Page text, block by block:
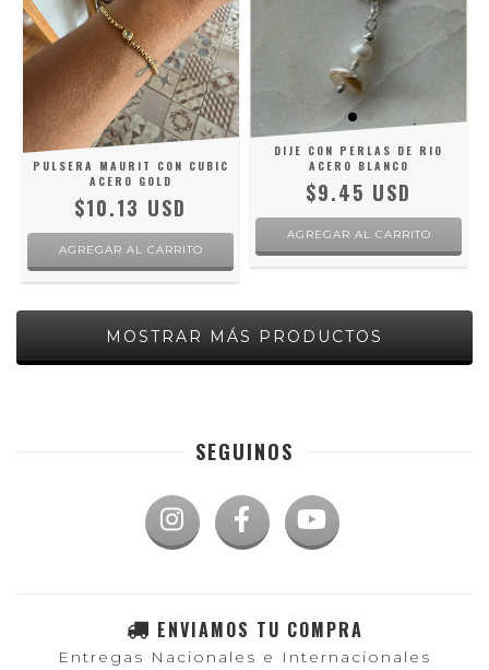
PULSERA MAURIT CON CUBIC
ACERO GOLD
$10.13 USD
DIJE CON PERLAS DE RIO
ACERO BLANCO
$9.45 USD
MOSTRAR MÁS PRODUCTOS
SEGUINOS
ENVIAMOS TU COMPRA
Entregas Nacionales e Internacionales